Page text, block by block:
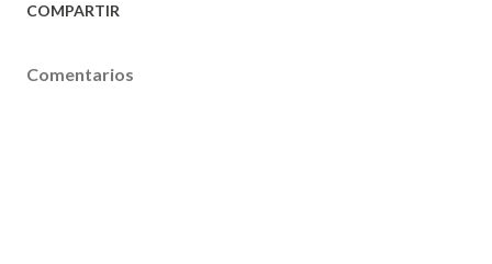
COMPARTIR
Comentarios